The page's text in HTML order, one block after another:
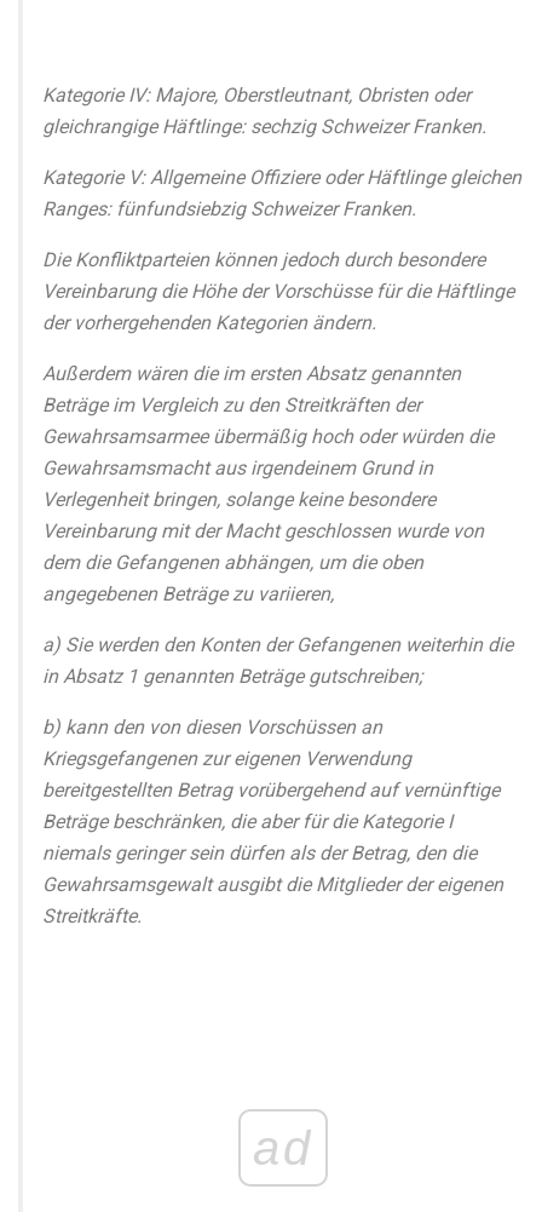
Kategorie IV: Majore, Oberstleutnant, Obristen oder
gleichrangige Häftlinge: sechzig Schweizer Franken.
Kategorie V: Allgemeine Offiziere oder Häftlinge gleichen
Ranges: fünfundsiebzig Schweizer Franken.
Die Konfliktparteien können jedoch durch besondere
Vereinbarung die Höhe der Vorschüsse für die Häftlinge
der vorhergehenden Kategorien ändern.
Außerdem wären die im ersten Absatz genannten
Beträge im Vergleich zu den Streitkräften der
Gewahrsamsarmee übermäßig hoch oder würden die
Gewahrsamsmacht aus irgendeinem Grund in
Verlegenheit bringen, solange keine besondere
Vereinbarung mit der Macht geschlossen wurde von
dem die Gefangenen abhängen, um die oben
angegebenen Beträge zu variieren,
a) Sie werden den Konten der Gefangenen weiterhin die
in Absatz 1 genannten Beträge gutschreiben;
b) kann den von diesen Vorschüssen an
Kriegsgefangenen zur eigenen Verwendung
bereitgestellten Betrag vorübergehend auf vernünftige
Beträge beschränken, die aber für die Kategorie I
niemals geringer sein dürfen als der Betrag, den die
Gewahrsamsgewalt ausgibt die Mitglieder der eigenen
Streitkräfte.
ad